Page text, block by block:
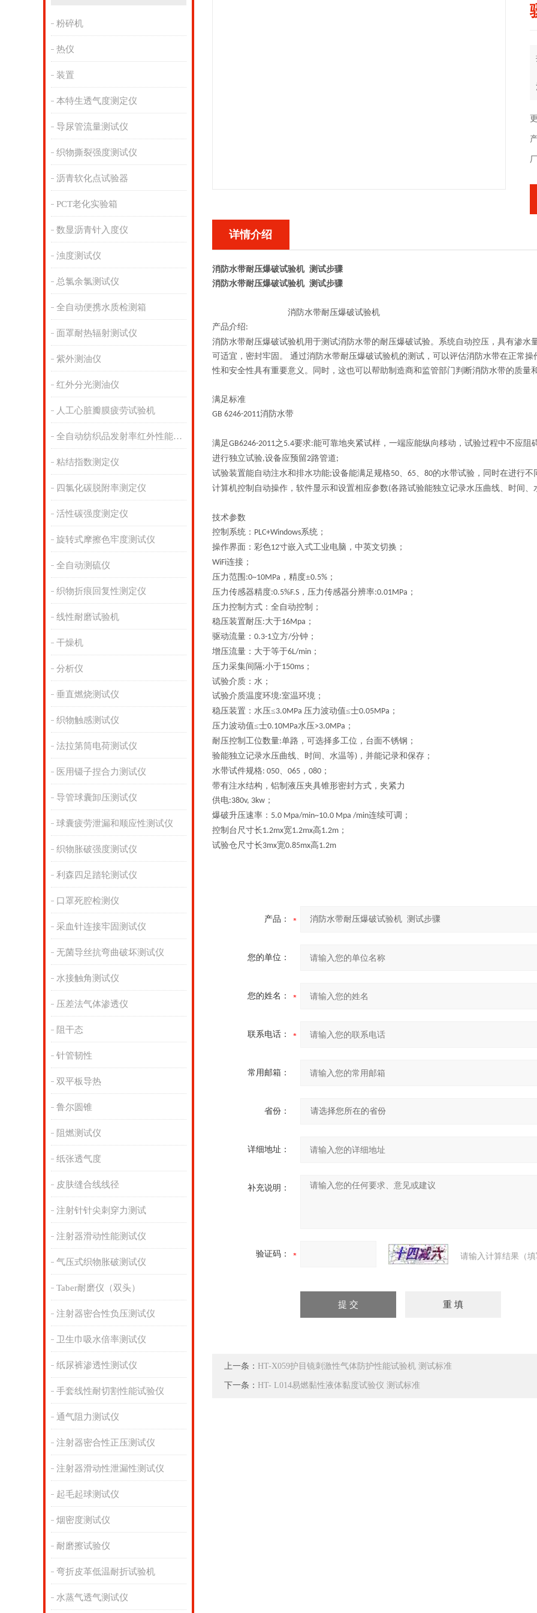
粉碎机
热仪
装置
本特生透气度测定仪
导尿管流量测试仪
织物撕裂强度测试仪
沥青软化点试验器
PCT老化实验箱
数显沥青针入度仪
浊度测试仪
总氯余氯测试仪
全自动便携水质检测箱
面罩耐热辐射测试仪
紫外测油仪
红外分光测油仪
人工心脏瓣膜疲劳试验机
全自动纺织品发射率红外性能分析
粘结指数测定仪
四氯化碳脱附率测定仪
活性碳强度测定仪
旋转式摩擦色牢度测试仪
全自动测硫仪
织物折痕回复性测定仪
线性耐磨试验机
干燥机
分析仪
垂直燃烧测试仪
织物触感测试仪
法拉第筒电荷测试仪
医用镊子捏合力测试仪
导管球囊卸压测试仪
球囊疲劳泄漏和顺应性测试仪
织物胀破强度测试仪
利森四足踏轮测试仪
口罩死腔检测仪
采血针连接牢固测试仪
无菌导丝抗弯曲破坏测试仪
水接触角测试仪
压差法气体渗透仪
阻干态
针管韧性
双平板导热
鲁尔圆锥
阻燃测试仪
纸张透气度
皮肤缝合线线径
注射针针尖刺穿力测试
注射器滑动性能测试仪
气压式织物胀破测试仪
Taber耐磨仪（双头）
注射器密合性负压测试仪
卫生巾吸水倍率测试仪
纸尿裤渗透性测试仪
手套线性耐切割性能试验仪
通气阻力测试仪
注射器密合性正压测试仪
注射器滑动性泄漏性测试仪
起毛起球测试仪
烟密度测试仪
耐磨擦试验仪
弯折皮革低温耐折试验机
水蒸气透气测试仪
详情介绍
消防水带耐压爆破试验机 测试步骤
消防水带耐压爆破试验机 测试步骤
消防水带耐压爆破试验机
产品介绍:
消防水带耐压爆破试验机用于测试消防水带的耐压爆破试验。系统自动控压，具有渗
可适宜，密封牢固。 通过消防水带耐压爆破试验机的测试，可以评估消防水带在正常
性和安全性具有重要意义。同时，这也可以帮助制造商和监管部门判断消防水带的质量
满足标准
GB 6246-2011消防水带
满足GB6246-2011之 5.4要求:能可靠地夹紧试样，一端应能纵向移动，试验过程中不应阻
进行独立试验,设备应预留2路管道;
试验装置能自动注水和排水功能;设备能满足规格50、 65、 80的水带试验，同时在进行
计算机控制自动操作，软件显示和设置相应参数(各路试验能独立记录水压曲线、时间、
技术参数
控制系统： PLC+Windows系统；
操作界面：彩色12寸嵌入式工业电脑，中英文切换；
WiFi连接；
压力范围 :0~10MPa ， 精度±0.5% ；
压力传感器精度:0.5%F.S ，压力传感器分辨率:0.01MPa ；
压力控制方式 ：全自动控制；
稳压装置耐压:大于16Mpa ；
驱动流量： 0.3-1立方/分钟；
增压流量 ：大于等于6L/min ；
压力采集间隔:小于150ms ；
试验介质：水；
试验介质温度环境:室温环境 ；
稳压装置：水压≤3.0MPa 压力波动值≤士0.05MPa ；
压力波动值≤士0.10MPa水压>3.0MPa ；
耐压控制工位数量:单路， 可选择多工位， 台面不锈钢 ；
验能独立记录水压曲线、时间、水温等) ，并能记录和保存 ；
水带试件规格: 050、 065 ， 080 ；
带有注水结构，铝制液压夹具锥形密封方式，夹紧力
供电:380v, 3kw ；
爆破升压速率 ： 5.0 Mpa/min~10.0 Mpa /min连续可调 ；
控制台尺寸长1.2mx宽1.2mx高1.2m ；
试验仓尺寸长3mx宽0.85mx高1.2m
产品：
您的单位：
您的姓名：
联系电话：
常用邮箱：
省份：
详细地址：
补充说明：
验证码： 请输入计算结果（
上一条： HT-X059护目镜刺激性气体防护性能试验机 测试标准
下一条： HT- L014易燃黏性液体黏度试验仪 测试标准